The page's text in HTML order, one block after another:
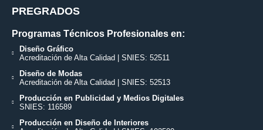
PREGRADOS
Programas Técnicos Profesionales en:
Diseño Gráfico
Acreditación de Alta Calidad | SNIES: 52511
Diseño de Modas
Acreditación de Alta Calidad | SNIES: 52513
Producción en Publicidad y Medios Digitales
SNIES: 116589
Producción en Diseño de Interiores